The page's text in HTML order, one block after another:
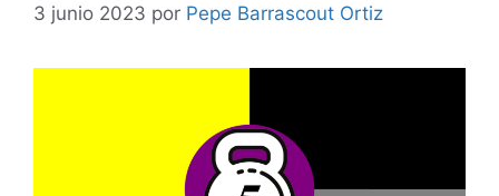
3 junio 2023 por Pepe Barrascout Ortiz